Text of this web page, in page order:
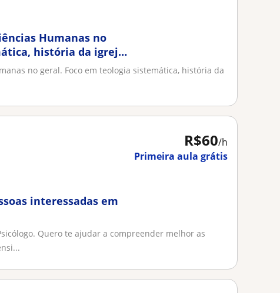
Humanas no
história da igreja
no geral. Foco em teologia sistemática, história da
R$60/h
Primeira aula grátis
interessadas em
Quero te ajudar a compreender melhor as